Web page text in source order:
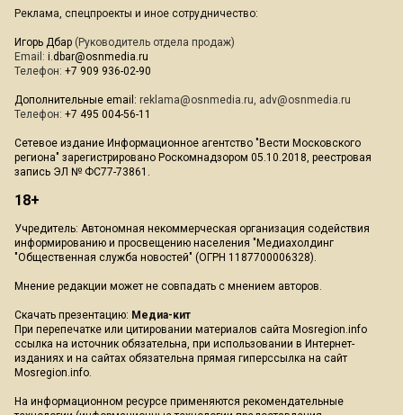
Реклама, спецпроекты и иное сотрудничество:
Игорь Дбар (Руководитель отдела продаж)
Email: i.dbar@osnmedia.ru
Телефон: +7 909 936-02-90
Дополнительные email: reklama@osnmedia.ru, adv@osnmedia.ru
Телефон: +7 495 004-56-11
Сетевое издание Информационное агентство "Вести Московского
региона" зарегистрировано Роскомнадзором 05.10.2018, реестровая
запись ЭЛ № ФС77-73861.
18+
Учредитель: Автономная некоммерческая организация содействия
информированию и просвещению населения "Медиахолдинг
"Общественная служба новостей" (ОГРН 1187700006328).
Мнение редакции может не совпадать с мнением авторов.
Скачать презентацию: Медиа-кит
При перепечатке или цитировании материалов сайта Mosregion.info
ссылка на источник обязательна, при использовании в Интернет-
изданиях и на сайтах обязательна прямая гиперссылка на сайт
Mosregion.info.
На информационном ресурсе применяются рекомендательные